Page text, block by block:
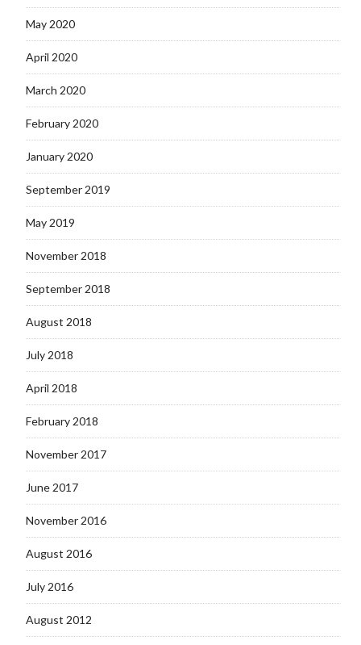
May 2020
April 2020
March 2020
February 2020
January 2020
September 2019
May 2019
November 2018
September 2018
August 2018
July 2018
April 2018
February 2018
November 2017
June 2017
November 2016
August 2016
July 2016
August 2012